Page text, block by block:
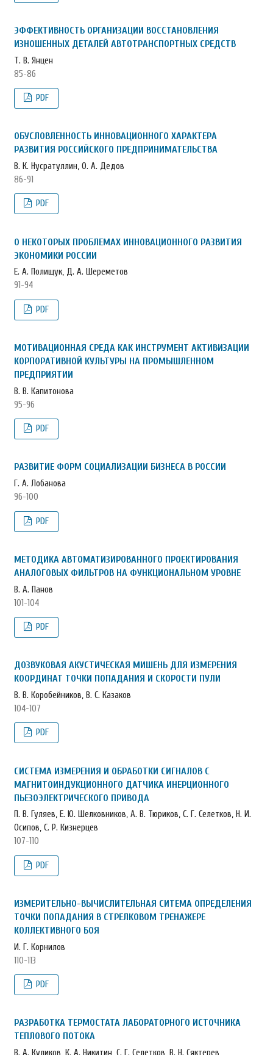
ЭФФЕКТИВНОСТЬ ОРГАНИЗАЦИИ ВОССТАНОВЛЕНИЯ
ИЗНОШЕННЫХ ДЕТАЛЕЙ АВТОТРАНСПОРТНЫХ СРЕДСТВ
Т. В. Янцен
85-86
PDF
ОБУСЛОВЛЕННОСТЬ ИННОВАЦИОННОГО ХАРАКТЕРА
РАЗВИТИЯ РОССИЙСКОГО ПРЕДПРИНИМАТЕЛЬСТВА
В. К. Нусратуллин, О. А. Дедов
86-91
PDF
О НЕКОТОРЫХ ПРОБЛЕМАХ ИННОВАЦИОННОГО РАЗВИТИЯ
ЭКОНОМИКИ РОССИИ
Е. А. Полищук, Д. А. Шереметов
91-94
PDF
МОТИВАЦИОННАЯ СРЕДА КАК ИНСТРУМЕНТ АКТИВИЗАЦИИ
КОРПОРАТИВНОЙ КУЛЬТУРЫ НА ПРОМЫШЛЕННОМ
ПРЕДПРИЯТИИ
В. В. Капитонова
95-96
PDF
РАЗВИТИЕ ФОРМ СОЦИАЛИЗАЦИИ БИЗНЕСА В РОССИИ
Г. А. Лобанова
96-100
PDF
МЕТОДИКА АВТОМАТИЗИРОВАННОГО ПРОЕКТИРОВАНИЯ
АНАЛОГОВЫХ ФИЛЬТРОВ НА ФУНКЦИОНАЛЬНОМ УРОВНЕ
В. А. Панов
101-104
PDF
ДОЗВУКОВАЯ АКУСТИЧЕСКАЯ МИШЕНЬ ДЛЯ ИЗМЕРЕНИЯ
КООРДИНАТ ТОЧКИ ПОПАДАНИЯ И СКОРОСТИ ПУЛИ
В. В. Коробейников, В. С. Казаков
104-107
PDF
СИСТЕМА ИЗМЕРЕНИЯ И ОБРАБОТКИ СИГНАЛОВ С
МАГНИТОИНДУКЦИОННОГО ДАТЧИКА ИНЕРЦИОННОГО
ПЬЕЗОЭЛЕКТРИЧЕСКОГО ПРИВОДА
П. В. Гуляев, Е. Ю. Шелковников, А. В. Тюриков, С. Г. Селетков, Н. И.
Осипов, С. Р. Кизнерцев
107-110
PDF
ИЗМЕРИТЕЛЬНО-ВЫЧИСЛИТЕЛЬНАЯ СИТЕМА ОПРЕДЕЛЕНИЯ
ТОЧКИ ПОПАДАНИЯ В СТРЕЛКОВОМ ТРЕНАЖЕРЕ
КОЛЛЕКТИВНОГО БОЯ
И. Г. Корнилов
110-113
PDF
РАЗРАБОТКА ТЕРМОСТАТА ЛАБОРАТОРНОГО ИСТОЧНИКА
ТЕПЛОВОГО ПОТОКА